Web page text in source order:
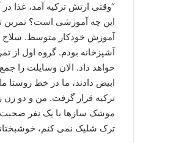
“وقتی ارتش ترکیه آمد، غذا
این چه آموزشی است؟ تمرین
آموزش خودکار متوسط. سلاح
آشپزخانه بودم. گروه اول از
خواهد داد. الان وسایلت را
موشک سازها با یک نفر صحبت
ترک شلیک نمی کنم،